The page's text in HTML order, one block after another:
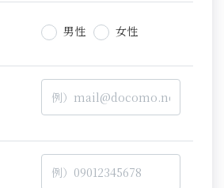
男性 女性